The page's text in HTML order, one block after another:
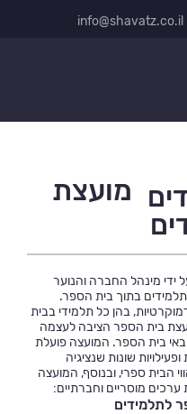
מועצת
ידי מינהל החברה והנוער
בתוך בית הספר.
בהן כל תלמידי בבית
בית הספר הציבה לעצמה
בית הספר. המועצה פועלת
שונות שנציגיה
הבית ספרי, ובנוסף, המועצה
מוסריים וחברתיים:
לתלמידים